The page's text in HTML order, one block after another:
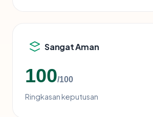
Sangat Aman
100/100
Ringkasan keputusan